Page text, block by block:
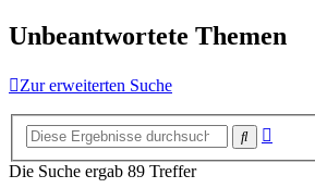
Unbeantwortete Themen
Zur erweiterten Suche
Suche
Die Suche ergab 89 Treffer